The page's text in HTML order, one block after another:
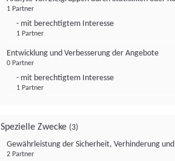
1 Partner
- mit berechtigtem Interesse
1 Partner
Entwicklung und Verbesserung der Angebote
0 Partner
- mit berechtigtem Interesse
1 Partner
Spezielle Zwecke (3)
Gewährleistung der Sicherheit, Verhinderung
2 Partner